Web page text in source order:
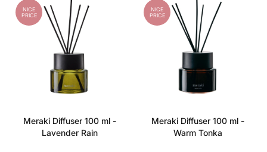
NICE
PRICE
Meraki Diffuser 100 ml -
Lavender Rain
NICE
PRICE
Meraki Diffuser 100 ml -
Warm Tonka